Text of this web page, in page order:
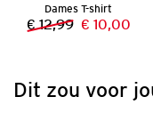
Dames T-shirt
Vorige prijs:
€ 12,99 Nieuwe prijs:
€ 10,00
Dit zou voor